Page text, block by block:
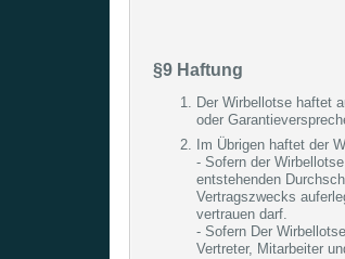
§9 Haftung
Der Wirbellotse haftet
oder
Im Übrigen haftet der
- Sofern der
entstehenden
Vertragszwecks
vertrauen darf.
- Sofern Der
Vertreter, Mitarbeiter